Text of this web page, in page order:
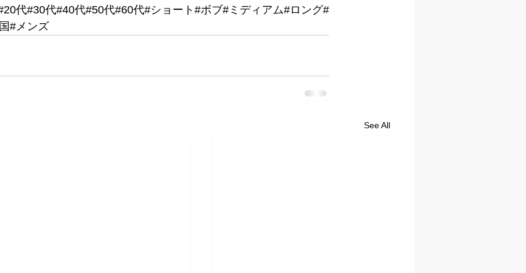
代#30代#40代#50代#60代#ショート#ボブ#ミディアム#ロング#
#メンズ
See All